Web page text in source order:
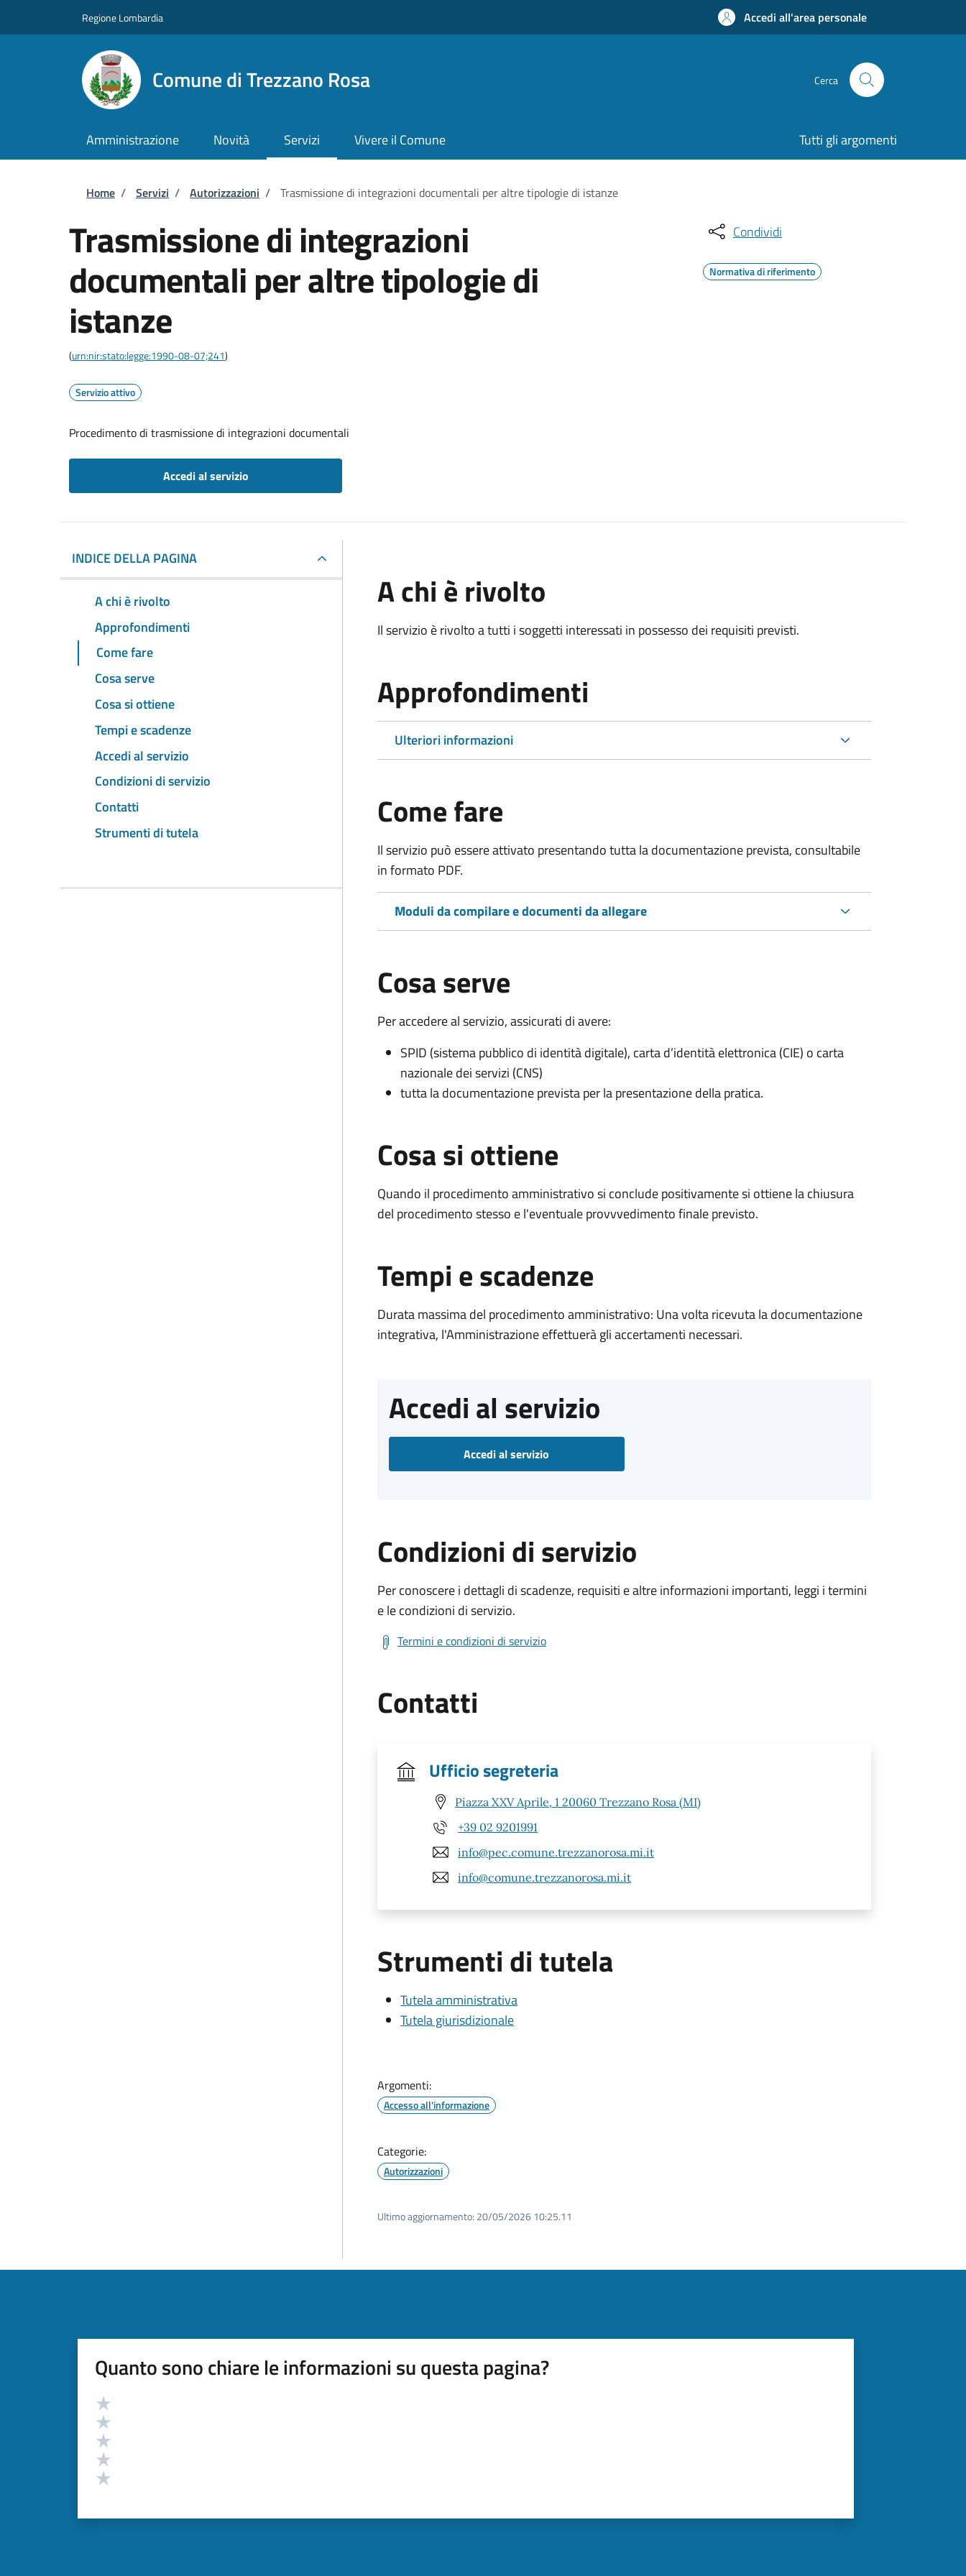
Regione Lombardia Accedi all'area personale
Comune di Trezzano Rosa Cerca
Amministrazione Novità Servizi Vivere il Comune Tutti gli argomenti
Briciole di pane
Home / Servizi / Autorizzazioni / Trasmissione di integrazioni documentali per altre tipologie di istanze
Trasmissione di integrazioni
documentali per altre tipologie di
istanze
(urn:nir:stato:legge:1990-08-07;241)
Servizio attivo
Procedimento di trasmissione di integrazioni documentali
Accedi al servizio
Condividi
Normativa di riferimento
INDICE DELLA PAGINA
A chi è rivolto
Approfondimenti
Come fare
Cosa serve
Cosa si ottiene
Tempi e scadenze
Accedi al servizio
Condizioni di servizio
Contatti
Strumenti di tutela
A chi è rivolto
Il servizio è rivolto a tutti i soggetti interessati in possesso dei requisiti previsti.
Approfondimenti
Ulteriori informazioni
Come fare
Il servizio può essere attivato presentando tutta la documentazione prevista, consultabile
in formato PDF.
Moduli da compilare e documenti da allegare
Cosa serve
Per accedere al servizio, assicurati di avere:
SPID (sistema pubblico di identità digitale), carta d’identità elettronica (CIE) o carta
nazionale dei servizi (CNS)
tutta la documentazione prevista per la presentazione della pratica.
Cosa si ottiene
Quando il procedimento amministrativo si conclude positivamente si ottiene la chiusura
del procedimento stesso e l'eventuale provvvedimento finale previsto.
Tempi e scadenze
Durata massima del procedimento amministrativo: Una volta ricevuta la documentazione
integrativa, l'Amministrazione effettuerà gli accertamenti necessari.
Accedi al servizio
Accedi al servizio
Condizioni di servizio
Per conoscere i dettagli di scadenze, requisiti e altre informazioni importanti, leggi i termini
e le condizioni di servizio.
Termini e condizioni di servizio
Contatti
Ufficio segreteria
Piazza XXV Aprile, 1 20060 Trezzano Rosa (MI)
+39 02 9201991
info@pec.comune.trezzanorosa.mi.it
info@comune.trezzanorosa.mi.it
Strumenti di tutela
Tutela amministrativa
Tutela giurisdizionale
Argomenti:
Accesso all'informazione
Categorie:
Autorizzazioni
Ultimo aggiornamento: 20/05/2026 10:25.11
Quanto sono chiare le informazioni su questa pagina?
Valutazione